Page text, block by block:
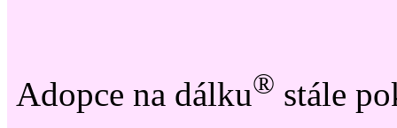
Adopce na dálku® stále